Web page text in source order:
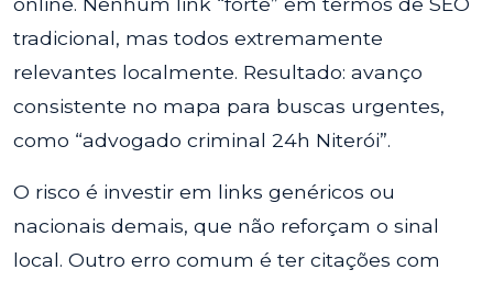
tradicional, mas todos extremamente
relevantes localmente. Resultado: avanço
consistente no mapa para buscas urgentes,
como “advogado criminal 24h Niterói”.
O risco é investir em links genéricos ou
nacionais demais, que não reforçam o sinal
local. Outro erro comum é ter citações com